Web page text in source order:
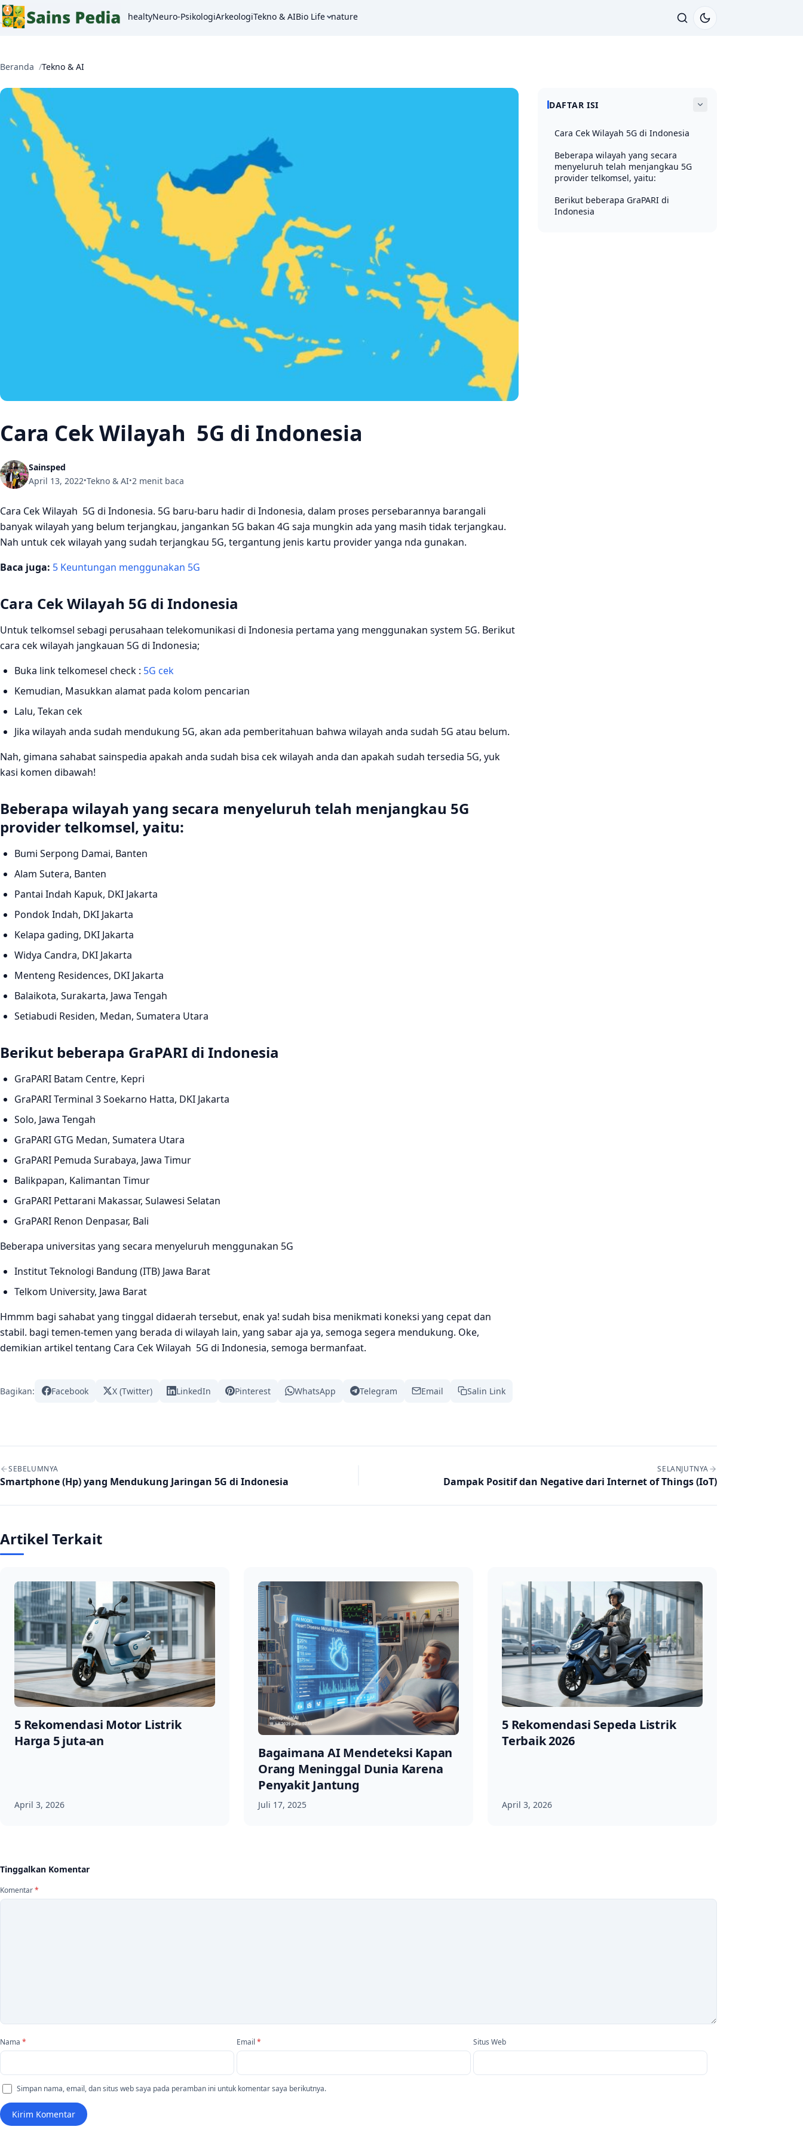
healtyNeuro-PsikologiArkeologiTekno & AIBio Life nature
Beranda Tekno & AI
Cara Cek Wilayah 5G di Indonesia
Sainsped
April 13, 2022•Tekno & AI•2 menit baca
Cara Cek Wilayah 5G di Indonesia. 5G baru-baru hadir di Indonesia, dalam proses persebarannya barangali
banyak wilayah yang belum terjangkau, jangankan 5G bakan 4G saja mungkin ada yang masih tidak terjangkau.
Nah untuk cek wilayah yang sudah terjangkau 5G, tergantung jenis kartu provider yanga nda gunakan.
Baca juga: 5 Keuntungan menggunakan 5G
Cara Cek Wilayah 5G di Indonesia
Untuk telkomsel sebagi perusahaan telekomunikasi di Indonesia pertama yang menggunakan system 5G. Berikut
cara cek wilayah jangkauan 5G di Indonesia;
Buka link telkomesel check : 5G cek
Kemudian, Masukkan alamat pada kolom pencarian
Lalu, Tekan cek
Jika wilayah anda sudah mendukung 5G, akan ada pemberitahuan bahwa wilayah anda sudah 5G atau belum.
Nah, gimana sahabat sainspedia apakah anda sudah bisa cek wilayah anda dan apakah sudah tersedia 5G, yuk
kasi komen dibawah!
Beberapa wilayah yang secara menyeluruh telah menjangkau 5G
provider telkomsel, yaitu:
Bumi Serpong Damai, Banten
Alam Sutera, Banten
Pantai Indah Kapuk, DKI Jakarta
Pondok Indah, DKI Jakarta
Kelapa gading, DKI Jakarta
Widya Candra, DKI Jakarta
Menteng Residences, DKI Jakarta
Balaikota, Surakarta, Jawa Tengah
Setiabudi Residen, Medan, Sumatera Utara
Berikut beberapa GraPARI di Indonesia
GraPARI Batam Centre, Kepri
GraPARI Terminal 3 Soekarno Hatta, DKI Jakarta
Solo, Jawa Tengah
GraPARI GTG Medan, Sumatera Utara
GraPARI Pemuda Surabaya, Jawa Timur
Balikpapan, Kalimantan Timur
GraPARI Pettarani Makassar, Sulawesi Selatan
GraPARI Renon Denpasar, Bali
Beberapa universitas yang secara menyeluruh menggunakan 5G
Institut Teknologi Bandung (ITB) Jawa Barat
Telkom University, Jawa Barat
Hmmm bagi sahabat yang tinggal didaerah tersebut, enak ya! sudah bisa menikmati koneksi yang cepat dan
stabil. bagi temen-temen yang berada di wilayah lain, yang sabar aja ya, semoga segera mendukung. Oke,
demikian artikel tentang Cara Cek Wilayah 5G di Indonesia, semoga bermanfaat.
Bagikan: Facebook X (Twitter) LinkedIn Pinterest WhatsApp Telegram Email Salin Link
DAFTAR ISI
Cara Cek Wilayah 5G di Indonesia
Beberapa wilayah yang secara
menyeluruh telah menjangkau 5G
provider telkomsel, yaitu:
Berikut beberapa GraPARI di
Indonesia
Navigasi artikel
SEBELUMNYA
Smartphone (Hp) yang Mendukung Jaringan 5G di Indonesia
SELANJUTNYA
Dampak Positif dan Negative dari Internet of Things (IoT)
Artikel Terkait
5 Rekomendasi Motor Listrik
Harga 5 juta-an
April 3, 2026
Bagaimana AI Mendeteksi Kapan
Orang Meninggal Dunia Karena
Penyakit Jantung
Juli 17, 2025
5 Rekomendasi Sepeda Listrik
Terbaik 2026
April 3, 2026
Tinggalkan Komentar
Komentar*
Nama * Email * Situs Web
Simpan nama, email, dan situs web saya pada peramban ini untuk komentar saya berikutnya.